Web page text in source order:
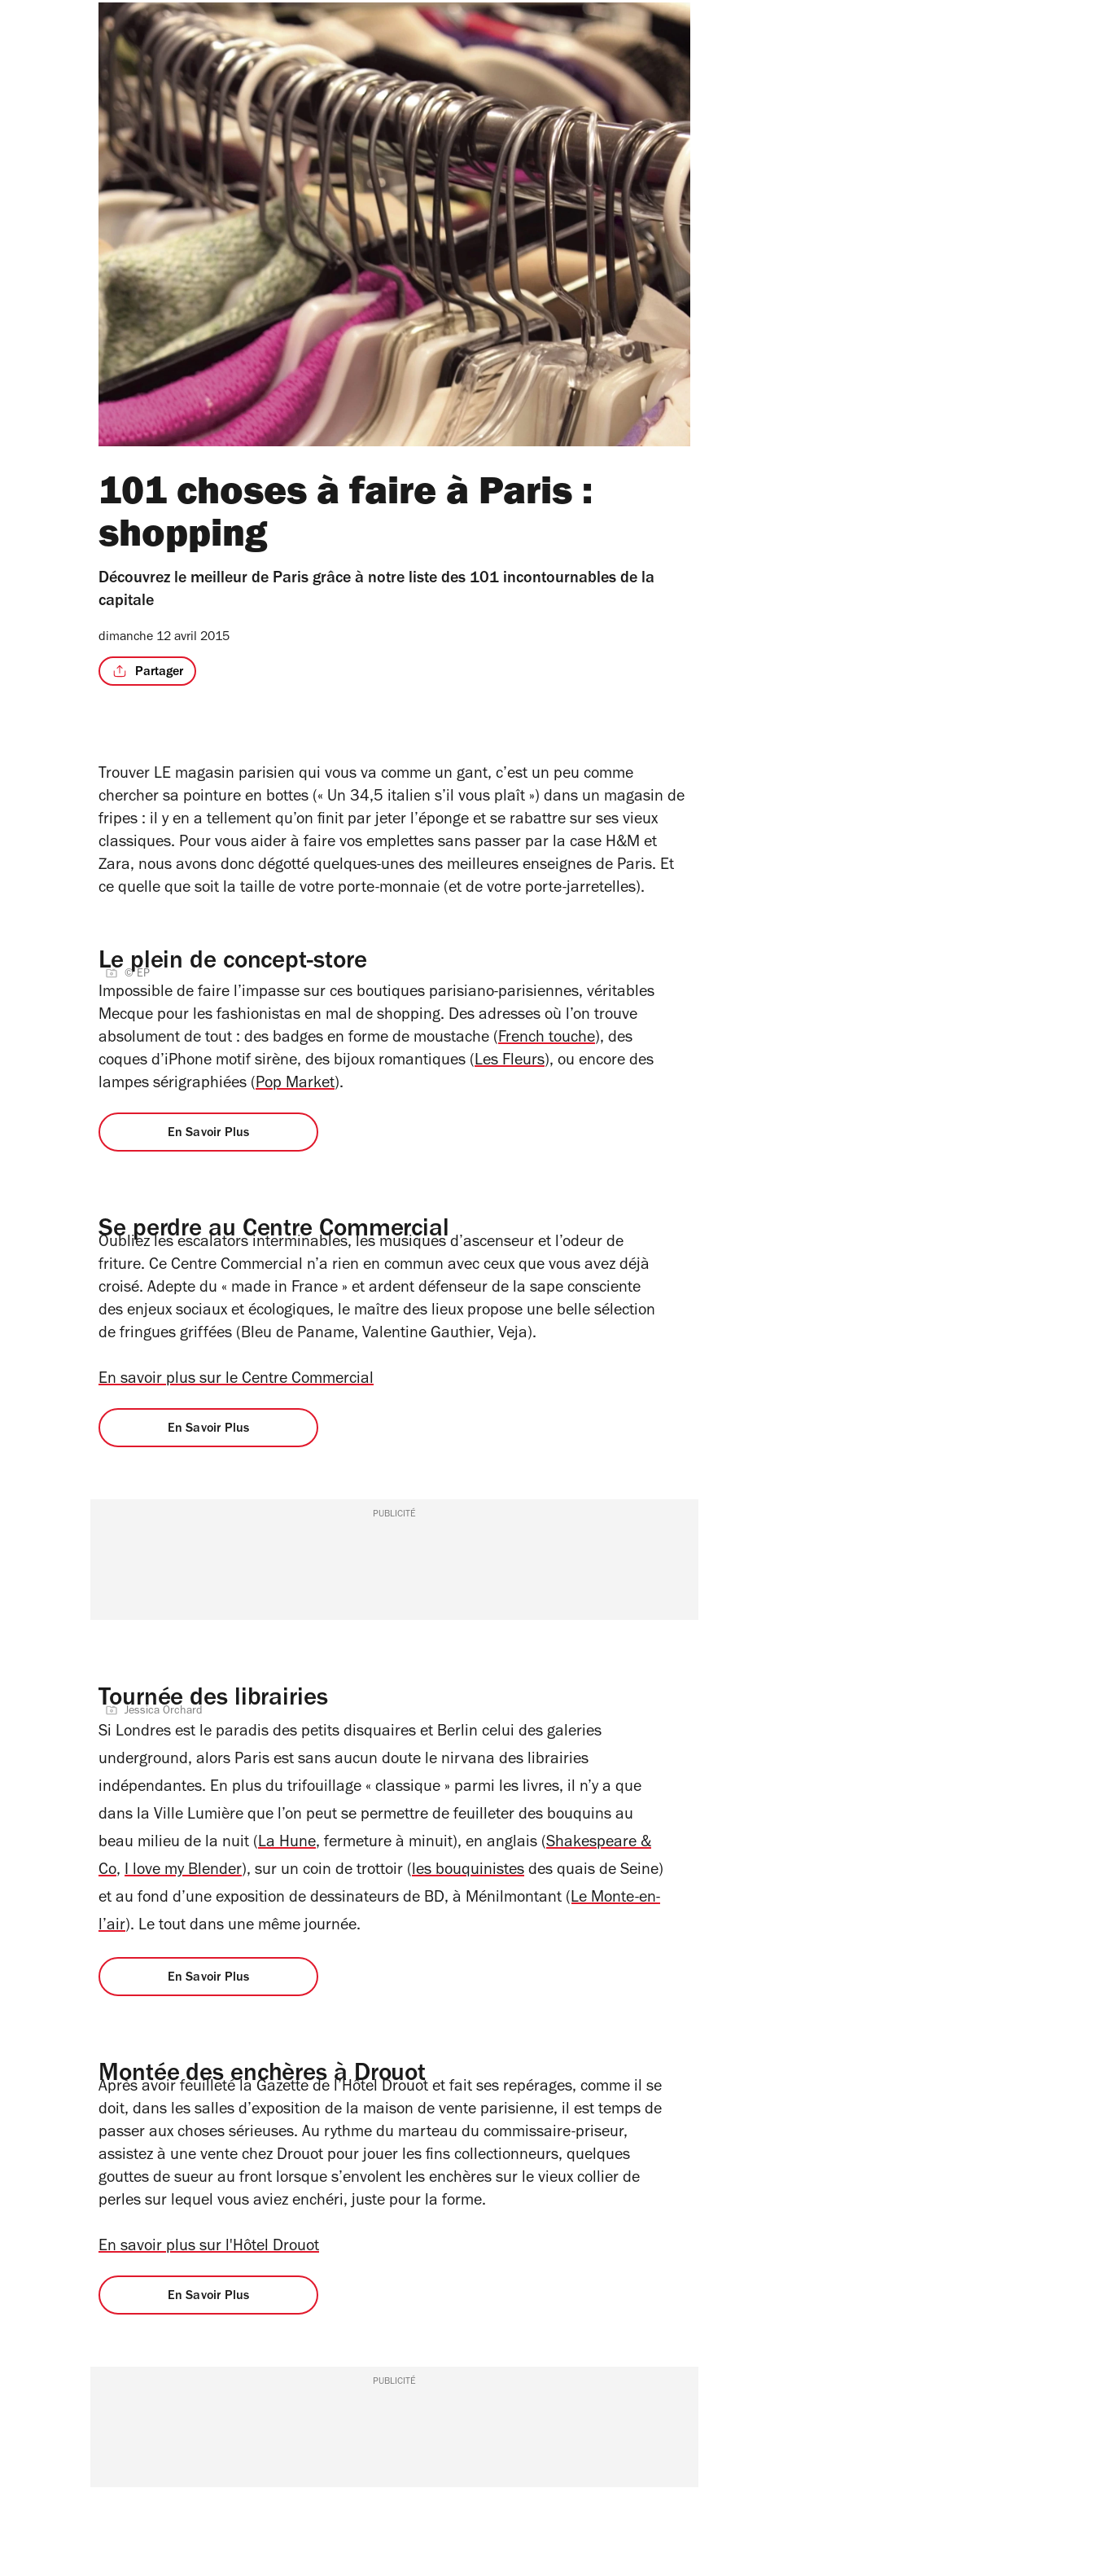
101 choses à faire à Paris :
shopping
Découvrez le meilleur de Paris grâce à notre liste des 101 incontournables de la
capitale
dimanche 12 avril 2015
Partager
Trouver LE magasin parisien qui vous va comme un gant, c’est un peu comme
chercher sa pointure en bottes (« Un 34,5 italien s’il vous plaît ») dans un magasin de
fripes : il y en a tellement qu’on finit par jeter l’éponge et se rabattre sur ses vieux
classiques. Pour vous aider à faire vos emplettes sans passer par la case H&M et
Zara, nous avons donc dégotté quelques-unes des meilleures enseignes de Paris. Et
ce quelle que soit la taille de votre porte-monnaie (et de votre porte-jarretelles).
Le plein de concept-store
© EP
Impossible de faire l’impasse sur ces boutiques parisiano-parisiennes, véritables
Mecque pour les fashionistas en mal de shopping. Des adresses où l’on trouve
absolument de tout : des badges en forme de moustache (French touche), des
coques d’iPhone motif sirène, des bijoux romantiques (Les Fleurs), ou encore des
lampes sérigraphiées (Pop Market).
En Savoir Plus
Se perdre au Centre Commercial
Oubliez les escalators interminables, les musiques d’ascenseur et l’odeur de
friture. Ce Centre Commercial n’a rien en commun avec ceux que vous avez déjà
croisé. Adepte du « made in France » et ardent défenseur de la sape consciente
des enjeux sociaux et écologiques, le maître des lieux propose une belle sélection
de fringues griffées (Bleu de Paname, Valentine Gauthier, Veja).
En savoir plus sur le Centre Commercial
En Savoir Plus
PUBLICITÉ
Tournée des librairies
Jessica Orchard
Si Londres est le paradis des petits disquaires et Berlin celui des galeries
underground, alors Paris est sans aucun doute le nirvana des librairies
indépendantes. En plus du trifouillage « classique » parmi les livres, il n’y a que
dans la Ville Lumière que l’on peut se permettre de feuilleter des bouquins au
beau milieu de la nuit (La Hune, fermeture à minuit), en anglais (Shakespeare &
Co, I love my Blender), sur un coin de trottoir (les bouquinistes des quais de Seine)
et au fond d’une exposition de dessinateurs de BD, à Ménilmontant (Le Monte-en-
l’air). Le tout dans une même journée.
En Savoir Plus
Montée des enchères à Drouot
Après avoir feuilleté la Gazette de l’Hôtel Drouot et fait ses repérages, comme il se
doit, dans les salles d’exposition de la maison de vente parisienne, il est temps de
passer aux choses sérieuses. Au rythme du marteau du commissaire-priseur,
assistez à une vente chez Drouot pour jouer les fins collectionneurs, quelques
gouttes de sueur au front lorsque s’envolent les enchères sur le vieux collier de
perles sur lequel vous aviez enchéri, juste pour la forme.
En savoir plus sur l'Hôtel Drouot
En Savoir Plus
PUBLICITÉ